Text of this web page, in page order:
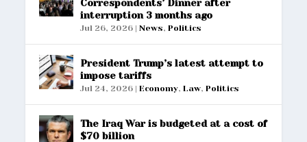
Correspondents’ Dinner after
interruption 3 months ago
Jul 26, 2026 |News,Politics
President Trump’s latest attempt to
impose tariffs
Jul 24, 2026 |Economy,Law,Politics
The Iraq War is budgeted at a cost of
$70 billion